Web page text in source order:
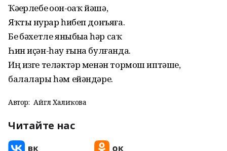
Ҡәҙерлебеҙ оҙон-оҙаҡ йәшә,
Яҡты нурҙар һибеп донъяға.
Беҙ бәхетле яныбыҙҙа һәр саҡ
Һин иҫән-һау ғына булғанда.
Иң изге теләктәр менән тормош иптәше,
балалары һәм ейәндәре.
Автор: Айгөл Халиҡова
Читайте нас